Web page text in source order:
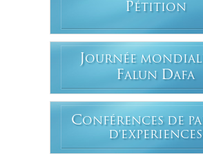
PÉTITION
JOURNÉE
FALUN DAFA
CONFÉRENCES DE
D'EXPERIENCES